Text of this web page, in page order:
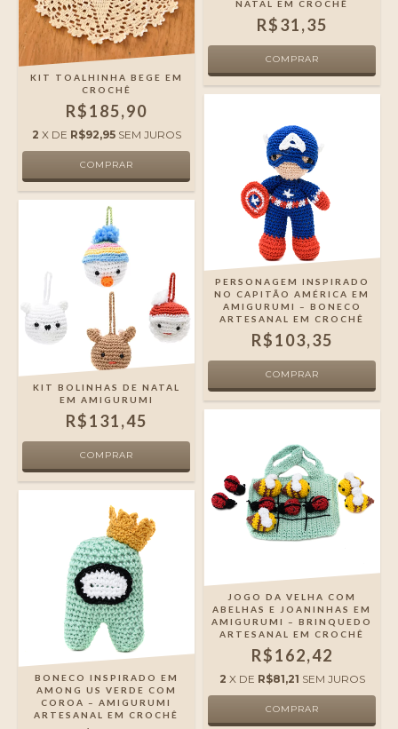
KIT TOALHINHA BEGE EM
CROCHÊ
R$185,90
2 X DE R$92,95 SEM JUROS
NATAL EM CROCHÊ
R$31,35
KIT BOLINHAS DE NATAL
EM AMIGURUMI
R$131,45
PERSONAGEM INSPIRADO
NO CAPITÃO AMÉRICA EM
AMIGURUMI – BONECO
ARTESANAL EM CROCHÊ
R$103,35
BONECO INSPIRADO EM
AMONG US VERDE COM
COROA – AMIGURUMI
ARTESANAL EM CROCHÊ
JOGO DA VELHA COM
ABELHAS E JOANINHAS EM
AMIGURUMI – BRINQUEDO
ARTESANAL EM CROCHÊ
R$162,42
2 X DE R$81,21 SEM JUROS